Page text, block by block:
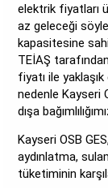
elektrik fiyatları
az geleceği
kapasitesine
TEİAŞ
fiyatı ile
nedenle Kayseri
dışa
Kayseri OSB
aydınlatma,
tüketiminin